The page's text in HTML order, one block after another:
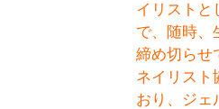
イリストと
で、随時、
締め切らせ
ネイリスト
おり、ジェ